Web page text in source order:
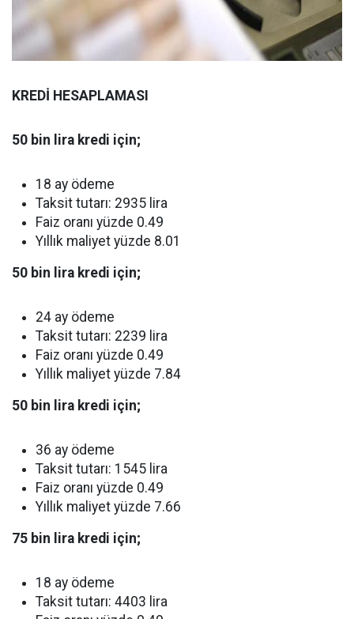
KREDİ HESAPLAMASI
50 bin lira kredi için;
18 ay ödeme
Taksit tutarı: 2935 lira
Faiz oranı yüzde 0.49
Yıllık maliyet yüzde 8.01
50 bin lira kredi için;
24 ay ödeme
Taksit tutarı: 2239 lira
Faiz oranı yüzde 0.49
Yıllık maliyet yüzde 7.84
50 bin lira kredi için;
36 ay ödeme
Taksit tutarı: 1545 lira
Faiz oranı yüzde 0.49
Yıllık maliyet yüzde 7.66
75 bin lira kredi için;
18 ay ödeme
Taksit tutarı: 4403 lira